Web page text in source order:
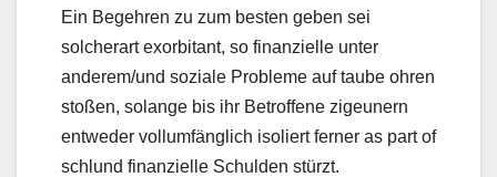
Ein Begehren zu zum besten geben sei
solcherart exorbitant, so finanzielle unter
anderem/und soziale Probleme auf taube ohren
stoßen, solange bis ihr Betroffene zigeunern
entweder vollumfänglich isoliert ferner as part of
schlund finanzielle Schulden stürzt.